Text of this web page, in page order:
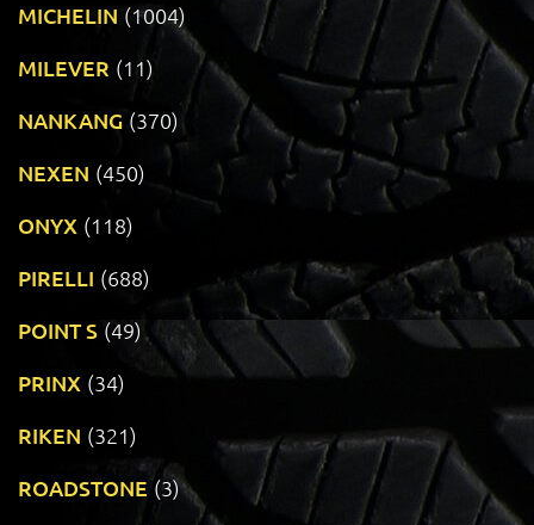
MICHELIN (1004)
MILEVER (11)
NANKANG (370)
NEXEN (450)
ONYX (118)
PIRELLI (688)
POINT S (49)
PRINX (34)
RIKEN (321)
ROADSTONE (3)